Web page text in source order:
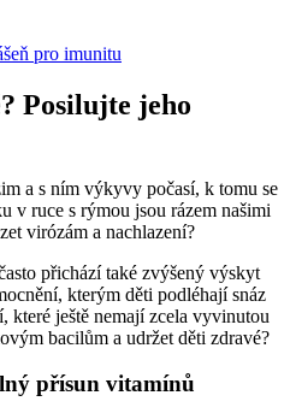
pro imunitu
Posilujte jeho
a s ním výkyvy počasí, k tomu se
v ruce s rýmou jsou rázem našimi
virózám a nachlazení?
přichází také zvýšený výskyt
kterým děti podléhají snáz
které ještě nemají zcela vyvinutou
bacilům a udržet děti zdravé?
přísun vitamínů